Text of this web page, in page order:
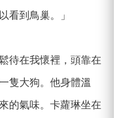
看到鳥巢。」
待在我懷裡，頭靠在
隻大狗。他身體溫
的氣味。卡蘿琳坐在